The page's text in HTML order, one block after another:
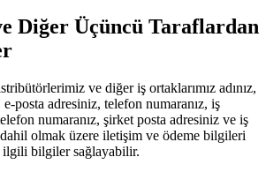
Diğer Üçüncü Taraflardan
ve diğer iş ortaklarımız adınız,
posta adresiniz, telefon numaranız, iş
numaranız, şirket posta adresiniz ve iş
olmak üzere iletişim ve ödeme bilgileri
ilgili bilgiler sağlayabilir.